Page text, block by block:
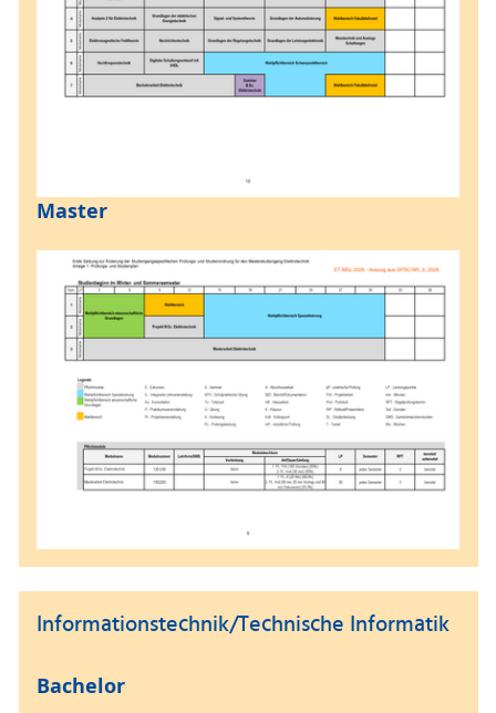
Master
Informationstechnik/Technische Informatik
Bachelor